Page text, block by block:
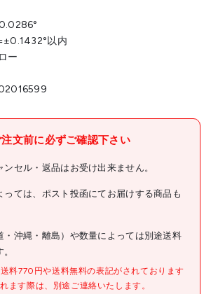
以内
ー
注文前に必ずご確認下さい
セル・返品はお受け出来ません。
っては、ポスト投函にてお届けする商品も
・沖縄・離島）や数量によっては別途送料
料770円や送料無料の表記がされております
ます際は、別途ご連絡いたします。